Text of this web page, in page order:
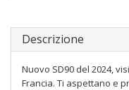
Descrizione
Nuovo SD90 del 2024,
Francia. Ti aspettano e